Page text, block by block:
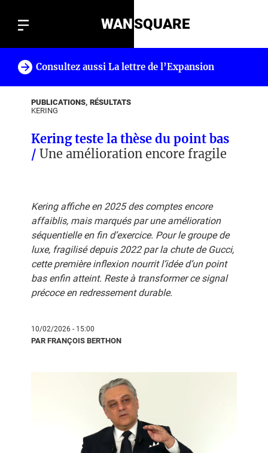
WANSQUARE
Consultez aussi La lettre de l’Expansion
PUBLICATIONS, RÉSULTATS
KERING
Kering teste la thèse du point bas
/ Une amélioration encore fragile
Kering affiche en 2025 des comptes encore
affaiblis, mais marqués par une amélioration
séquentielle en fin d’exercice. Pour le groupe de
luxe, fragilisé depuis 2022 par la chute de Gucci,
cette première inflexion nourrit l’idée d’un point
bas enfin atteint. Reste à transformer ce signal
précoce en redressement durable.
10/02/2026 - 15:00
PAR FRANÇOIS BERTHON